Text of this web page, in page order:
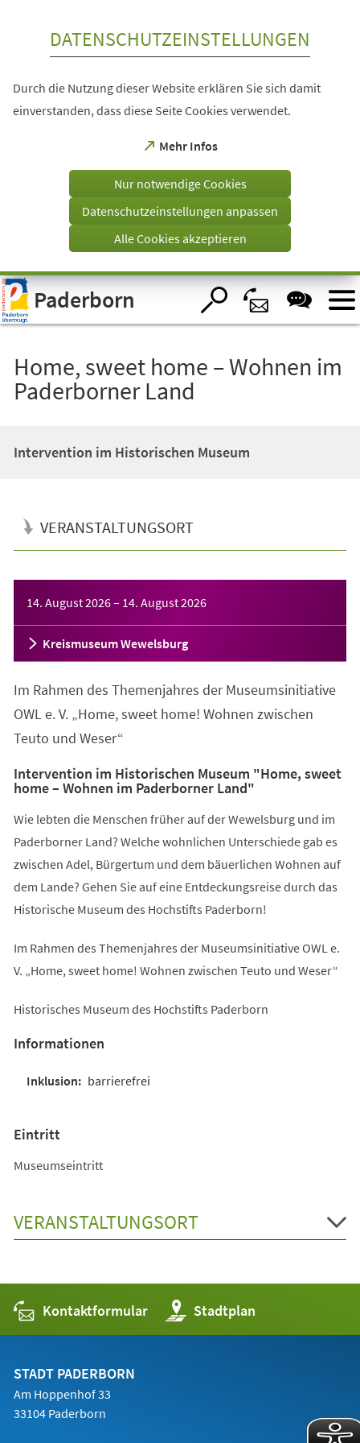
Visuelle
Assistenzsoftware
öffnen.
DATENSCHUTZEINSTELLUNGEN
Durch die Nutzung dieser Website erklären Sie sich damit
einverstanden, dass diese Seite Cookies verwendet.
Mehr Infos
(Öffnet
einem
Tab)
Nur notwendige Cookies
Datenschutzeinstellungen anpassen
Alle Cookies akzeptieren
Paderborn
Home, sweet home – Wohnen im
Paderborner Land
Intervention im Historischen Museum
VERANSTALTUNGSORT
14. August 2026– 14. August 2026
Kreismuseum Wewelsburg
Im Rahmen des Themenjahres der Museumsinitiative
OWL e. V. „Home, sweet home! Wohnen zwischen
Teuto und Weser“
Intervention im Historischen Museum "Home, sweet
home – Wohnen im Paderborner Land"
Wie lebten die Menschen früher auf der Wewelsburg und im
Paderborner Land? Welche wohnlichen Unterschiede gab es
zwischen Adel, Bürgertum und dem bäuerlichen Wohnen auf
dem Lande? Gehen Sie auf eine Entdeckungsreise durch das
Historische Museum des Hochstifts Paderborn!
Im Rahmen des Themenjahres der Museumsinitiative OWL e.
V. „Home, sweet home! Wohnen zwischen Teuto und Weser“
Historisches Museum des Hochstifts Paderborn
Informationen
barrierefrei
Eintritt
Museumseintritt
VERANSTALTUNGSORT
Kontaktformular Stadtplan
(Öffnet
in
einem
STADT PADERBORN
Am Hoppenhof 33
33104 Paderborn